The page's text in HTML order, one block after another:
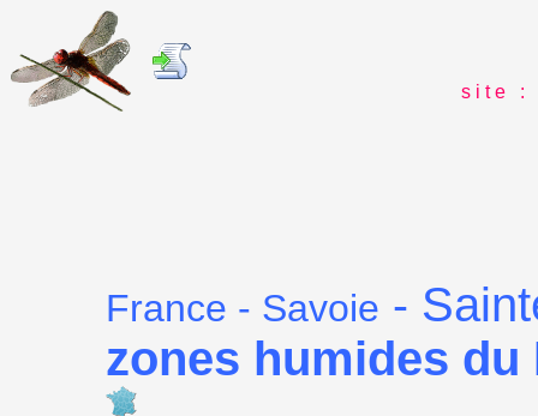
s i t e : i
France - Savoie -
zones humides du